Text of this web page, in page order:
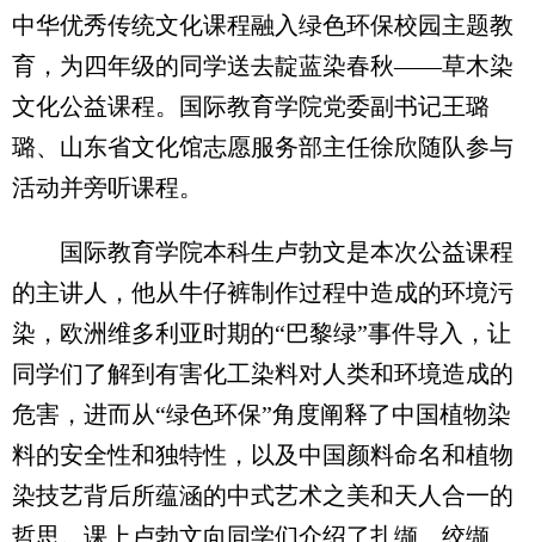
中华优秀传统文化课程融入绿色环保校园主题教
育，为四年级的同学送去靛蓝染春秋——草木染
文化公益课程。国际教育学院党委副书记王璐
璐、山东省文化馆志愿服务部主任徐欣随队参与
活动并旁听课程。
国际教育学院本科生卢勃文是本次公益课程
的主讲人，他从牛仔裤制作过程中造成的环境污
染，欧洲维多利亚时期的“巴黎绿”事件导入，让
同学们了解到有害化工染料对人类和环境造成的
危害，进而从“绿色环保”角度阐释了中国植物染
料的安全性和独特性，以及中国颜料命名和植物
染技艺背后所蕴涵的中式艺术之美和天人合一的
哲思。课上卢勃文向同学们介绍了扎缬、绞缬、